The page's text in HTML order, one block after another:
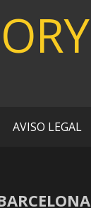
AVISO LEGAL